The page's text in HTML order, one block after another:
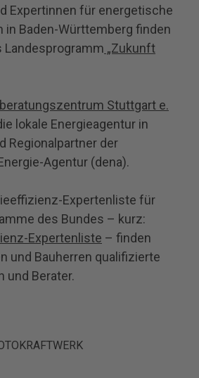
Expertinnen für energetische
in Baden-Württemberg finden
Landesprogramm „Zukunft
Stuttgart e.
lokale Energieagentur in
Regionalpartner der
Agentur (dena).
Expertenliste für
des Bundes – kurz:
Expertenliste – finden
und Bauherren qualifizierte
und Berater.